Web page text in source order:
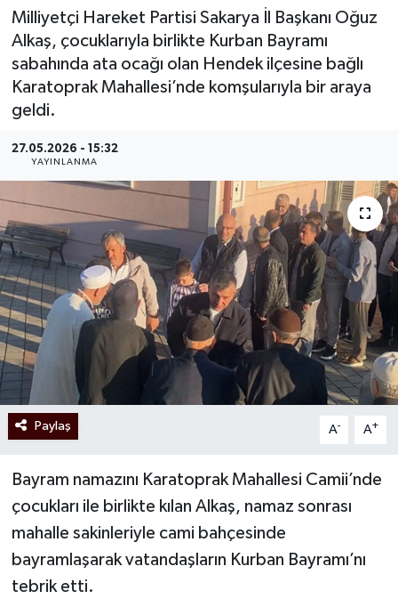
Milliyetçi Hareket Partisi Sakarya İl Başkanı Oğuz
Alkaş, çocuklarıyla birlikte Kurban Bayramı
sabahında ata ocağı olan Hendek ilçesine bağlı
Karatoprak Mahallesi’nde komşularıyla bir araya
geldi.
27.05.2026 - 15:32
YAYINLANMA
Paylaş A- A+
Bayram namazını Karatoprak Mahallesi Camii’nde
çocukları ile birlikte kılan Alkaş, namaz sonrası
mahalle sakinleriyle cami bahçesinde
bayramlaşarak vatandaşların Kurban Bayramı’nı
tebrik etti.
Haber Arşivi